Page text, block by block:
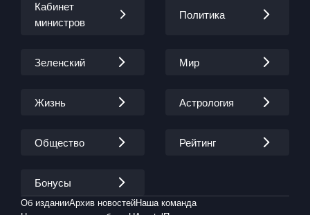
Кабинет
министров
Политика
Зеленский Мир
Жизнь Астрология
Общество Рейтинг
Бонусы
Об изданииАрхив новостейНаша команда